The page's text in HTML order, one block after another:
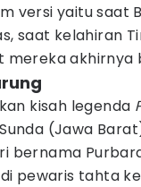
versi yaitu saat
saat kelahiran
mereka akhirnya
kisah legenda
(Jawa
bernama
pewaris tahta